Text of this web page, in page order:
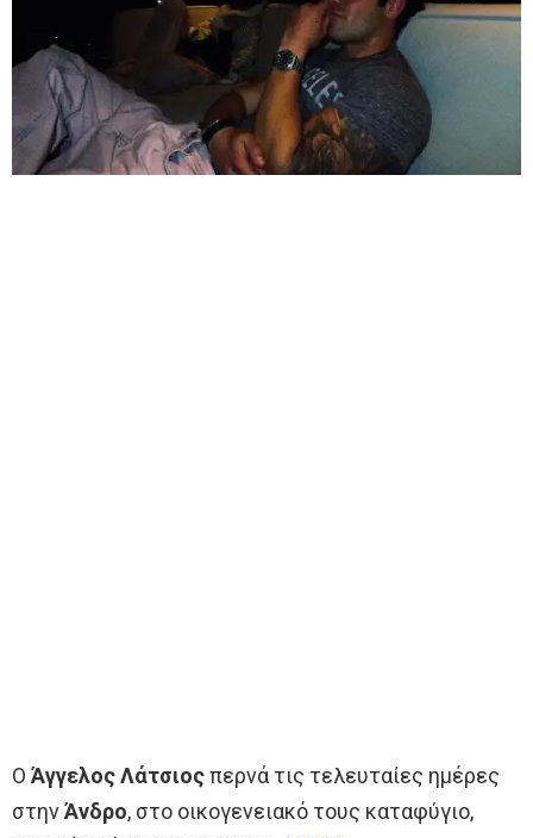
Ο Άγγελος Λάτσιοςπερνά τις τελευταίες ημέρες
στηνΆνδρο, στο οικογενειακό τους καταφύγιο,